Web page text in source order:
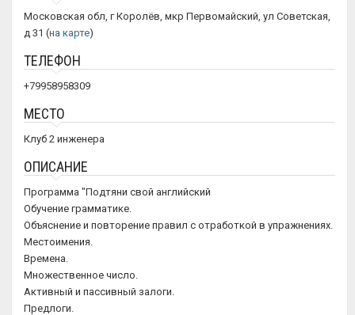
Московская обл, г Королёв, мкр Первомайский, ул Советская,
д 31 (на карте)
ТЕЛЕФОН
+79958958309
МЕСТО
Клуб 2 инженера
ОПИСАНИЕ
Программа "Подтяни свой английский
Обучение грамматике.
Объяснение и повторение правил с отработкой в упражнениях.
Местоимения.
Времена.
Множественное число.
Активный и пассивный залоги.
Предлоги.